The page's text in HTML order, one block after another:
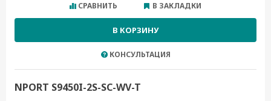
СРАВНИТЬ В ЗАКЛАДКИ
В КОРЗИНУ
КОНСУЛЬТАЦИЯ
NPORT S9450I-2S-SC-WV-T